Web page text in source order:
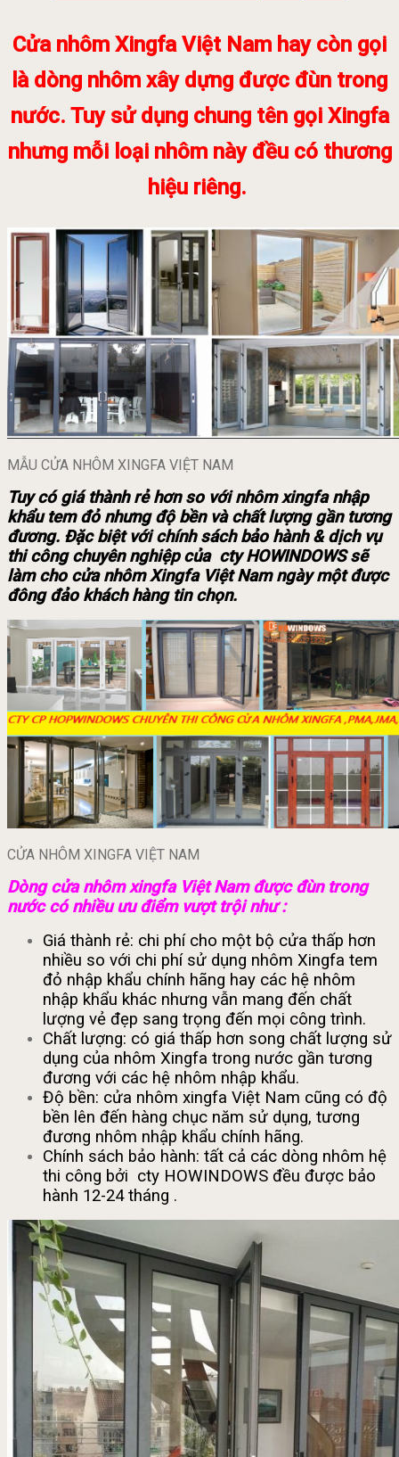
Cửa nhôm Xingfa Việt Nam hay còn gọi
là dòng nhôm xây dựng được đùn trong
nước. Tuy sử dụng chung tên gọi Xingfa
nhưng mỗi loại nhôm này đều có thương
hiệu riêng.
MẪU CỬA NHÔM XINGFA VIỆT NAM
Tuy có giá thành rẻ hơn so với nhôm xingfa nhập
khẩu tem đỏ nhưng độ bền và chất lượng gần tương
đương. Đặc biệt với chính sách bảo hành & dịch vụ
thi công chuyên nghiệp của cty HOWINDOWS sẽ
làm cho cửa nhôm Xingfa Việt Nam ngày một được
đông đảo khách hàng tin chọn.
CỬA NHÔM XINGFA VIỆT NAM
Dòng cửa nhôm xingfa Việt Nam được đùn trong
nước có nhiều ưu điểm vượt trội như :
Giá thành rẻ: chi phí cho một bộ cửa thấp hơn
nhiều so với chi phí sử dụng nhôm Xingfa tem
đỏ nhập khẩu chính hãng hay các hệ nhôm
nhập khẩu khác nhưng vẫn mang đến chất
lượng vẻ đẹp sang trọng đến mọi công trình.
Chất lượng: có giá thấp hơn song chất lượng sử
dụng của nhôm Xingfa trong nước gần tương
đương với các hệ nhôm nhập khẩu.
Độ bền: cửa nhôm xingfa Việt Nam cũng có độ
bền lên đến hàng chục năm sử dụng, tương
đương nhôm nhập khẩu chính hãng.
Chính sách bảo hành: tất cả các dòng nhôm hệ
thi công bởi cty HOWINDOWS đều được bảo
hành 12-24 tháng .